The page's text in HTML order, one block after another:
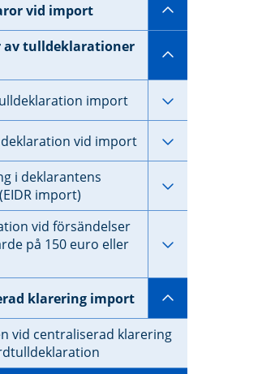
vid import
av tulldeklarationer
import
vid import
i deklarantens
import)
vid försändelser
på 150 euro eller
klarering import
vid centraliserad klarering